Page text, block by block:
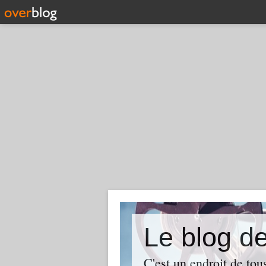
Le blog